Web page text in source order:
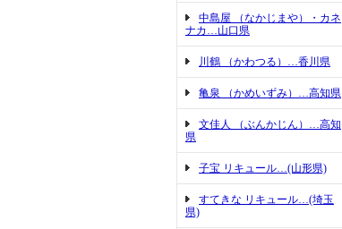
中島屋 （なかじまや）・カネ
ナカ…山口県
川鶴 （かわつる）…香川県
亀泉 （かめいずみ）…高知県
文佳人 （ぶんかじん）…高知
県
子宝 リキュール…(山形県)
すてきな リキュール…(埼玉
県)